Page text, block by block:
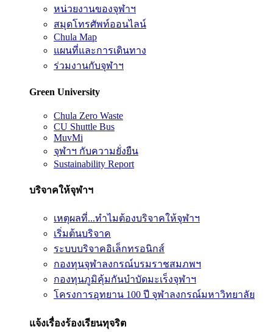
หน่วยงานของจุฬาฯ
สมุดโทรศัพท์ออนไลน์
Chula Map
แผนที่และการเดินทาง
ร่วมงานกับจุฬาฯ
Green University
Chula Zero Waste
CU Shuttle Bus
MuvMi
จุฬาฯ กับความยั่งยืน
Sustainability Report
บริจาคให้จุฬาฯ
เหตุผลที่...ทำไมต้องบริจาคให้จุฬาฯ
เริ่มต้นบริจาค
ระบบบริจาคอิเล็กทรอนิกส์
กองทุนจุฬาลงกรณ์บรมราชสมภพฯ
กองทุนภูมิคุ้มกันบำบัดมะเร็งจุฬาฯ
โครงการอุทยาน 100 ปี จุฬาลงกรณ์มหาวิทยาลัย
แจ้งเรื่องร้องเรียนทุจริต